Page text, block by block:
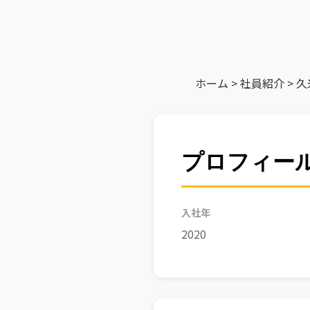
ホーム >社員紹介 >久
プロフィー
入社年
2020